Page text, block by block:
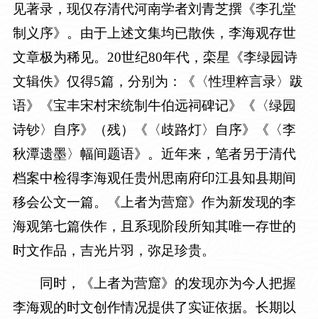
见著录，现仅存清代河南学者刘青芝撰《李孔堂
制义序》。由于上述文集均已散佚，李海观存世
文章极为稀见。 20世纪80年代，栾星《李绿园诗
文辑佚》仅得5篇，分别为：《〈性理粹言录〉跋
语》《宝丰宋村宋统制牛伯远祠碑记》《〈绿园
诗钞〉自序》（残）《〈歧路灯〉自序》《〈李
秋潭遗墨〉幅间题语》。近年来，笔者另于清代
档案中检得李海观任贵州思南府印江县知县期间
移会公文一篇。《上者为营窟》作为新发现的李
海观第七篇佚作，且系现阶段所知其唯一存世的
时文作品，吉光片羽，弥足珍贵。
同时，《上者为营窟》的发现亦为今人把握
李海观的时文创作情况提供了实证依据。长期以